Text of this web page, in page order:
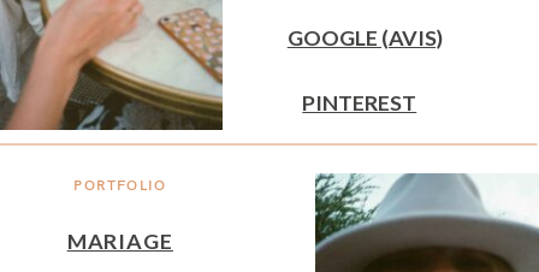
PORTFOLIO
MARIAGE
GOOGLE (AVIS)
PINTEREST